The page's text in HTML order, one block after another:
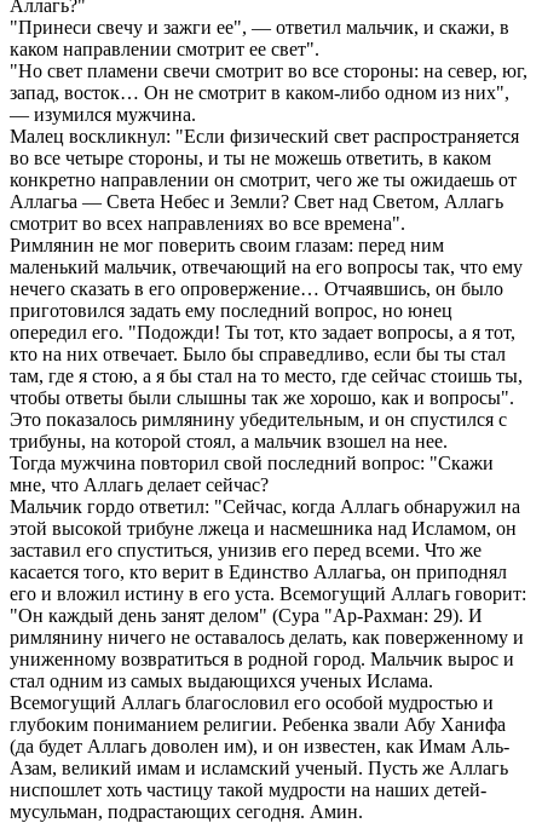
Аллагь?"
"Принеси свечу и зажги ее", — ответил мальчик, и скажи, в
каком направлении смотрит ее свет".
"Но свет пламени свечи смотрит во все стороны: на север, юг,
запад, восток… Он не смотрит в каком-либо одном из них",
— изумился мужчина.
Малец воскликнул: "Если физический свет распространяется
во все четыре стороны, и ты не можешь ответить, в каком
конкретно направлении он смотрит, чего же ты ожидаешь от
Аллагьа — Света Небес и Земли? Свет над Светом, Аллагь
смотрит во всех направлениях во все времена".
Римлянин не мог поверить своим глазам: перед ним
маленький мальчик, отвечающий на его вопросы так, что ему
нечего сказать в его опровержение… Отчаявшись, он было
приготовился задать ему последний вопрос, но юнец
опередил его. "Подожди! Ты тот, кто задает вопросы, а я тот,
кто на них отвечает. Было бы справедливо, если бы ты стал
там, где я стою, а я бы стал на то место, где сейчас стоишь ты,
чтобы ответы были слышны так же хорошо, как и вопросы".
Это показалось римлянину убедительным, и он спустился с
трибуны, на которой стоял, а мальчик взошел на нее.
Тогда мужчина повторил свой последний вопрос: "Скажи
мне, что Аллагь делает сейчас?
Мальчик гордо ответил: "Сейчас, когда Аллагь обнаружил на
этой высокой трибуне лжеца и насмешника над Исламом, он
заставил его спуститься, унизив его перед всеми. Что же
касается того, кто верит в Единство Аллагьа, он приподнял
его и вложил истину в его уста. Всемогущий Аллагь говорит:
"Он каждый день занят делом" (Сура "Ар-Рахман: 29). И
римлянину ничего не оставалось делать, как поверженному и
униженному возвратиться в родной город. Мальчик вырос и
стал одним из самых выдающихся ученых Ислама.
Всемогущий Аллагь благословил его особой мудростью и
глубоким пониманием религии. Ребенка звали Абу Ханифа
(да будет Аллагь доволен им), и он известен, как Имам Аль-
Азам, великий имам и исламский ученый. Пусть же Аллагь
ниспошлет хоть частицу такой мудрости на наших детей-
мусульман, подрастающих сегодня. Амин.